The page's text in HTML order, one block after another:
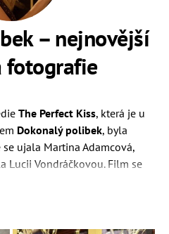
– nejnovější
fotografie
The Perfect Kiss, která je u
Dokonalý polibek, byla
ujala Martina Adamcová,
Lucii Vondráčkovou. Film se
Adamcová